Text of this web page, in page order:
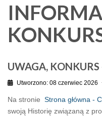
UWAGA,
Utworzono: 08 czerwiec 2026
Na stronie Strona główna -
swoją Historię związaną z